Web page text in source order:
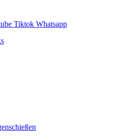
Tiktok Whatsapp